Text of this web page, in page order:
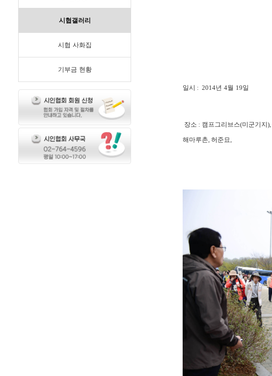
시협갤러리
시협 사화집
기부금 현황
일시 : 2014년 4월 19일
장소 : 캠프그리브스(미군기지),
해마루촌 허준묘